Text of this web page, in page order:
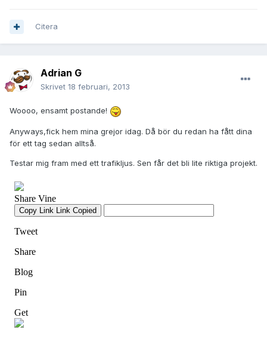
Citera
Adrian G
Skrivet 18 februari, 2013
Woooo, ensamt postande!
Anyways,fick hem mina grejor idag. Då bör du redan ha fått dina
för ett tag sedan alltså.
Testar mig fram med ett trafikljus. Sen får det bli lite riktiga projekt.